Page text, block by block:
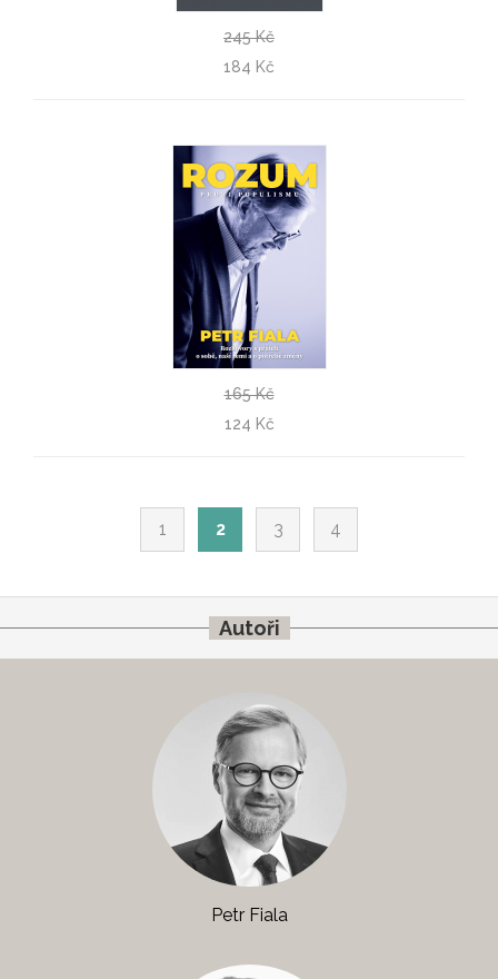
Lubomír Kopeček
Miloš Zeman: Příběh talentovaného pragmatika
245 Kč
184 Kč
Petr Fiala
Rozum proti populismu
165 Kč
124 Kč
1 2 3 4
Autoři
Petr Fiala